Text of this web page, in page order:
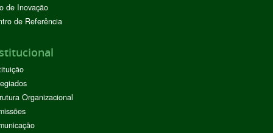
de Inovação
de Referência
Organizacional